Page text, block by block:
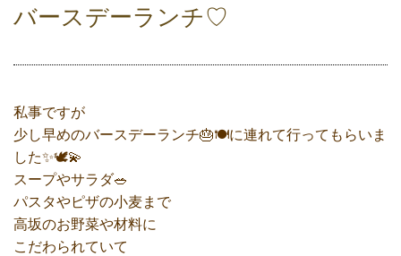
バースデーランチ♡
私事ですが
少し早めのバースデーランチ🎂🍽に連れて行ってもらいま
した✨🕊💫
スープやサラダ🥗
パスタやピザの小麦まで
高坂のお野菜や材料に
こだわられていて